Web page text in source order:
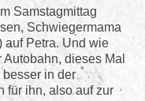
Samstagmittag
Schwiegermama
auf Petra. Und wie
dieses Mal
in der
für ihn, also auf zur